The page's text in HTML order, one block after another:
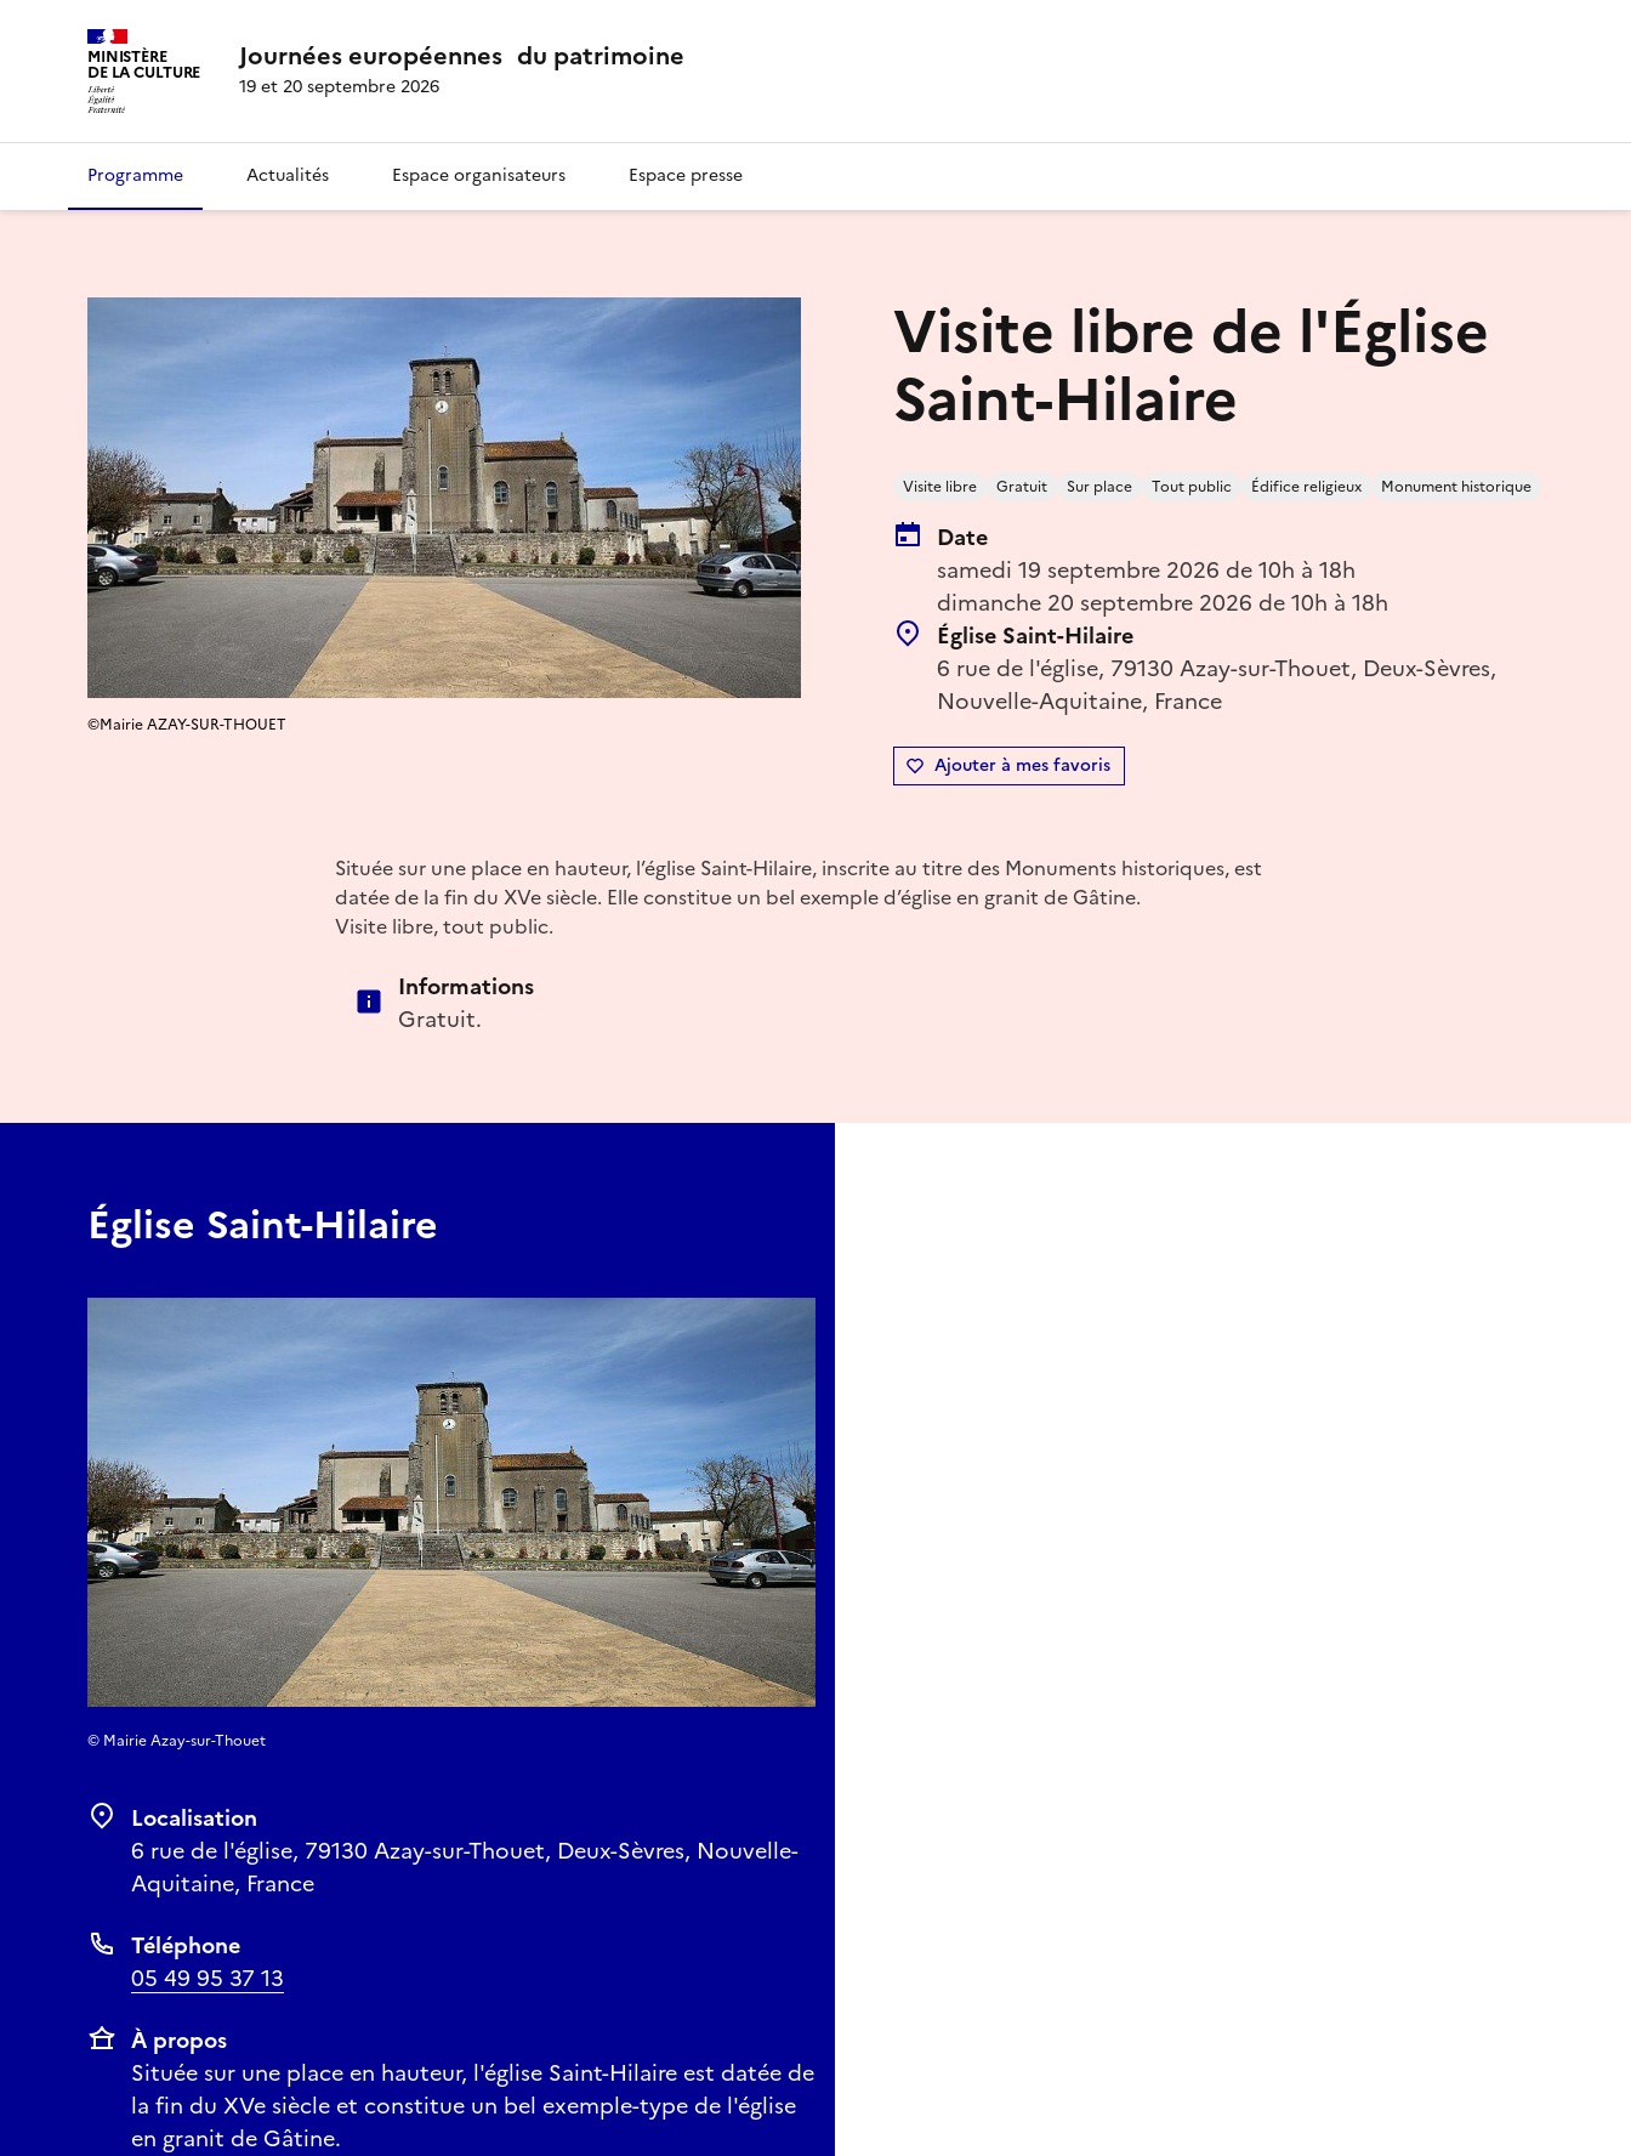
MINISTÈRE
DE LA CULTURE Journées européennes du patrimoine
19 et 20 septembre 2026
Programme Actualités Espace organisateurs Espace presse
Visite libre de l'Église
Saint-Hilaire
Visite libre Gratuit Sur place Tout public Édifice religieux Monument historique
Date
samedi 19 septembre 2026 de 10h à 18h
dimanche 20 septembre 2026 de 10h à 18h
Église Saint-Hilaire
6 rue de l'église, 79130 Azay-sur-Thouet, Deux-Sèvres,
Nouvelle-Aquitaine, France
Ajouter à mes favoris
©Mairie AZAY-SUR-THOUET
Située sur une place en hauteur, l’église Saint-Hilaire, inscrite au titre des Monuments historiques, est
datée de la fin du XVe siècle. Elle constitue un bel exemple d’église en granit de Gâtine.
Visite libre, tout public.
Informations
Gratuit.
Église Saint-Hilaire
© Mairie Azay-sur-Thouet
Localisation
6 rue de l'église, 79130 Azay-sur-Thouet, Deux-Sèvres, Nouvelle-
Aquitaine, France
Téléphone
05 49 95 37 13
À propos
Située sur une place en hauteur, l'église Saint-Hilaire est datée de
la fin du XVe siècle et constitue un bel exemple-type de l'église
en granit de Gâtine.